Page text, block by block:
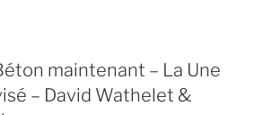
maintenant – La Une
– David Wathelet &